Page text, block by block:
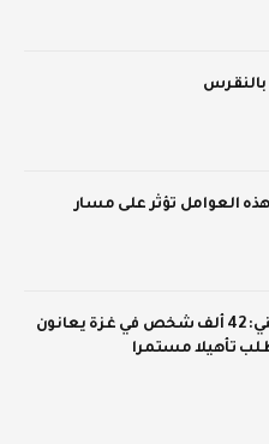
بالنقرس
العوامل تؤثر على مسار
الإحصاء الفلسطيني: 42 ألف شخص في غزة يعانون
تأهيلا مستمرا